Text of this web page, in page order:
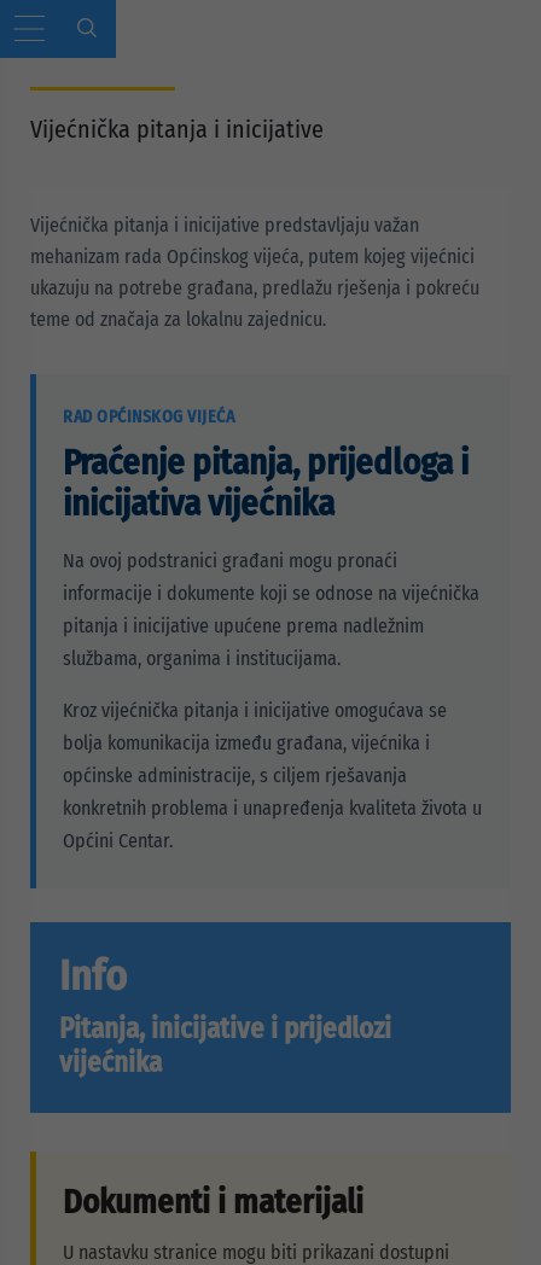
Vijećnička pitanja i inicijative
Vijećnička pitanja i inicijative predstavljaju važan
mehanizam rada Općinskog vijeća, putem kojeg vijećnici
ukazuju na potrebe građana, predlažu rješenja i pokreću
teme od značaja za lokalnu zajednicu.
RAD OPĆINSKOG VIJEĆA
Praćenje pitanja, prijedloga i
inicijativa vijećnika
Na ovoj podstranici građani mogu pronaći
informacije i dokumente koji se odnose na vijećnička
pitanja i inicijative upućene prema nadležnim
službama, organima i institucijama.
Kroz vijećnička pitanja i inicijative omogućava se
bolja komunikacija između građana, vijećnika i
općinske administracije, s ciljem rješavanja
konkretnih problema i unapređenja kvaliteta života u
Općini Centar.
Info
Pitanja, inicijative i prijedlozi
vijećnika
Dokumenti i materijali
U nastavku stranice mogu biti prikazani dostupni